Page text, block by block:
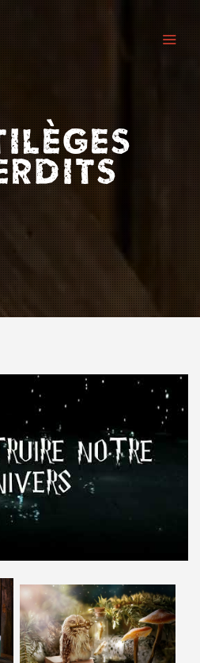
fermés suite à un
de notre établissement.
vous retrouverons prochainement
Merci pour votre soutien
seront prolongées du temps de